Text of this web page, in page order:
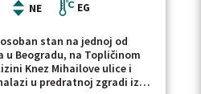
NE EG
stan na jednoj od
Beogradu, na Topličinom
Knez Mihailove ulice i
u predratnoj zgradi iz